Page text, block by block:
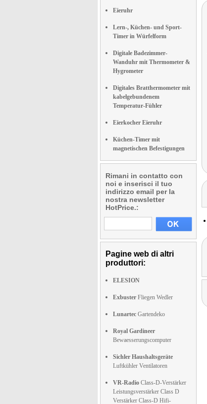
Eieruhr
Lern-, Küchen- und Sport-
Timer in Würfelform
Digitale Badezimmer-
Wanduhr mit Thermometer &
Hygrometer
Digitales Bratthermometer mit
kabelgebundenem
Temperatur-Fühler
Eierkocher Eieruhr
Küchen-Timer mit
magnetischen Befestigungen
Rimani in contatto con
noi e inserisci il tuo
indirizzo email per la
nostra newsletter
HotPrice.:
Pagine web di altri
produttori:
ELESION
Exbuster Fliegen Wedler
Lunartec Gartendeko
Royal Gardineer
Bewaesserungscomputer
Sichler Haushaltsgeräte
Luftkühler Ventilatoren
VR-Radio Class-D-Verstärker
Leistungsverstärker Class D
Verstärker Class-D Hifi-